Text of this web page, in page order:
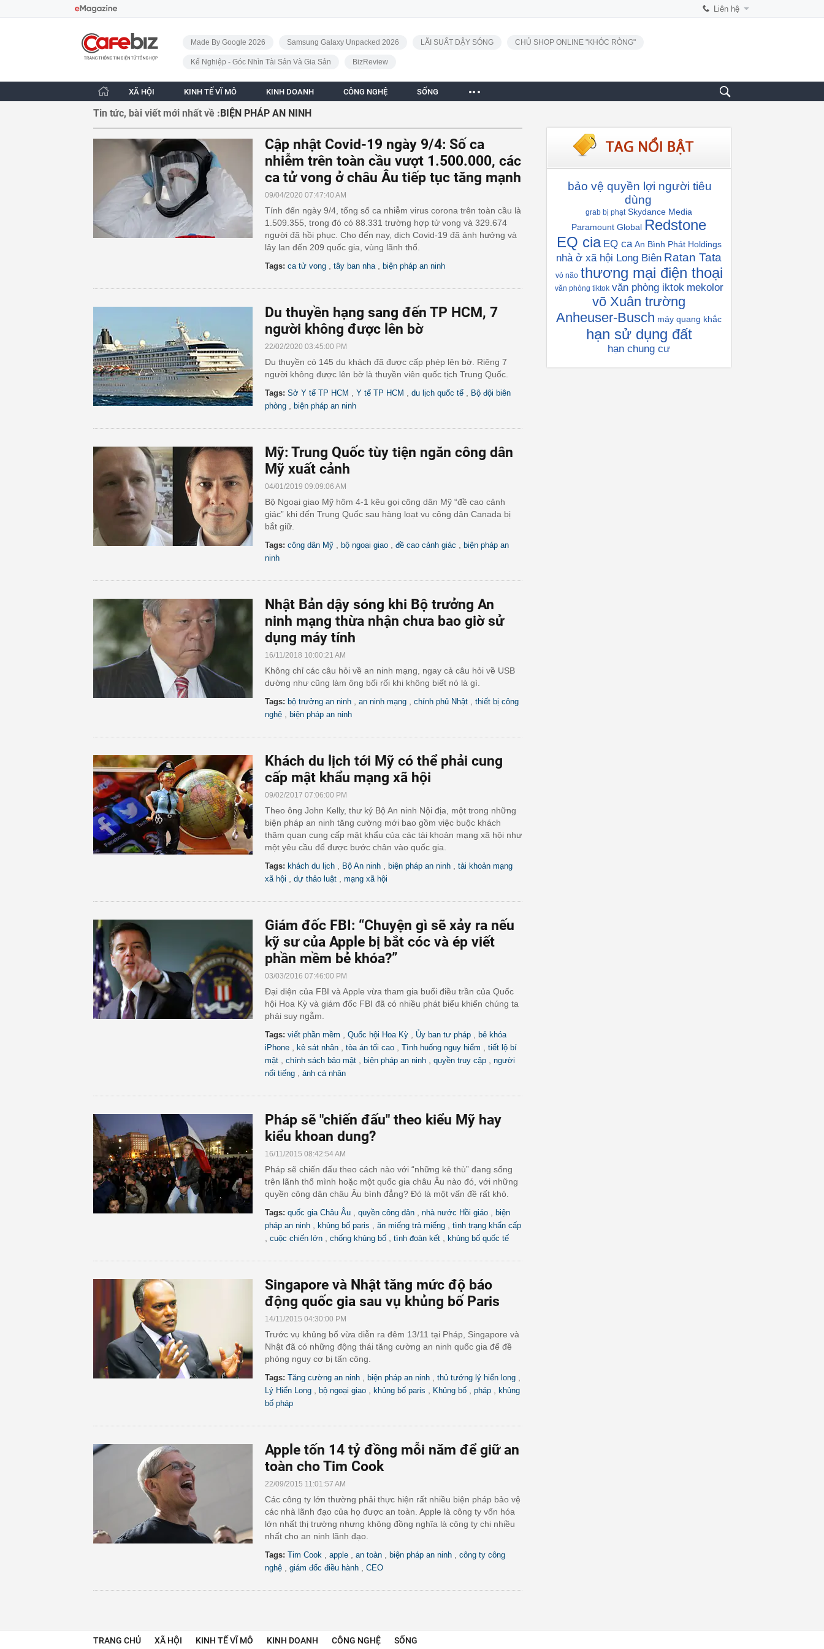
Liên hệ
CafeBiz - Trang chủ
Made By Google 2026
Samsung Galaxy Unpacked 2026 LÃI SUẤT DẬY SÓNG CHỦ SHOP ONLINE "KHÓC RÒNG"
Kế Nghiệp - Góc Nhìn Tài Sản Và Gia Sản BizReview
XÃ HỘI KINH TẾ VĨ MÔ KINH DOANH CÔNG NGHỆ SỐNG
Tin tức, bài viết mới nhất về :BIỆN PHÁP AN NINH
Cập nhật Covid-19 ngày 9/4: Số ca
nhiễm trên toàn cầu vượt 1.500.000, các
ca tử vong ở châu Âu tiếp tục tăng mạnh
09/04/2020 07:47:40 AM
Tính đến ngày 9/4, tổng số ca nhiễm virus corona trên toàn cầu là
1.509.355, trong đó có 88.331 trường hợp tử vong và 329.674
người đã hồi phục. Cho đến nay, dịch Covid-19 đã ảnh hưởng và
lây lan đến 209 quốc gia, vùng lãnh thổ.
Tags: ca tử vong tây ban nha biện pháp an ninh
Du thuyền hạng sang đến TP HCM, 7
người không được lên bờ
22/02/2020 03:45:00 PM
Du thuyền có 145 du khách đã được cấp phép lên bờ. Riêng 7
người không được lên bờ là thuyền viên quốc tịch Trung Quốc.
Tags: Sở Y tế TP HCM Y tế TP HCM du lịch quốc tế
Bộ đội biên
phòng
biện pháp an ninh
Mỹ: Trung Quốc tùy tiện ngăn công dân
Mỹ xuất cảnh
04/01/2019 09:09:06 AM
Bộ Ngoại giao Mỹ hôm 4-1 kêu gọi công dân Mỹ “đề cao cảnh
giác” khi đến Trung Quốc sau hàng loạt vụ công dân Canada bị
bắt giữ.
Tags: công dân Mỹ bộ ngoại giao đề cao cảnh giác
biện pháp an
ninh
Nhật Bản dậy sóng khi Bộ trưởng An
ninh mạng thừa nhận chưa bao giờ sử
dụng máy tính
16/11/2018 10:00:21 AM
Không chỉ các câu hỏi về an ninh mạng, ngay cả câu hỏi về USB
dường như cũng làm ông bối rối khi không biết nó là gì.
Tags: bộ trưởng an ninh an ninh mạng chính phủ Nhật
thiết bị công
nghệ
biện pháp an ninh
Khách du lịch tới Mỹ có thể phải cung
cấp mật khẩu mạng xã hội
09/02/2017 07:06:00 PM
Theo ông John Kelly, thư ký Bộ An ninh Nội địa, một trong những
biện pháp an ninh tăng cường mới bao gồm việc buộc khách
thăm quan cung cấp mật khẩu của các tài khoản mạng xã hội như
một yêu cầu để được bước chân vào quốc gia.
Tags: khách du lịch Bộ An ninh biện pháp an ninh
tài khoản mạng
xã hội
dự thảo luật mạng xã hội
Giám đốc FBI: “Chuyện gì sẽ xảy ra nếu
kỹ sư của Apple bị bắt cóc và ép viết
phần mềm bẻ khóa?”
03/03/2016 07:46:00 PM
Đại diện của FBI và Apple vừa tham gia buổi điều trần của Quốc
hội Hoa Kỳ và giám đốc FBI đã có nhiều phát biểu khiến chúng ta
phải suy ngẫm.
Tags: viết phần mềm Quốc hội Hoa Kỳ Ủy ban tư pháp
bẻ khóa
iPhone
kẻ sát nhân tòa án tối cao Tình huống nguy hiểm
tiết lộ bí
mật
chính sách bảo mật biện pháp an ninh quyền truy cập
người
nổi tiếng
ảnh cá nhân
Pháp sẽ "chiến đấu" theo kiểu Mỹ hay
kiểu khoan dung?
16/11/2015 08:42:54 AM
Pháp sẽ chiến đấu theo cách nào với “những kẻ thù” đang sống
trên lãnh thổ mình hoặc một quốc gia châu Âu nào đó, với những
quyền công dân châu Âu bình đẳng? Đó là một vấn đề rất khó.
Tags: quốc gia Châu Âu quyền công dân nhà nước Hồi giáo
biện
pháp an ninh
khủng bố paris ăn miếng trả miếng tình trạng khẩn cấp
cuộc chiến lớn chống khủng bố tình đoàn kết khủng bố quốc tế
Singapore và Nhật tăng mức độ báo
động quốc gia sau vụ khủng bố Paris
14/11/2015 04:30:00 PM
Trước vụ khủng bố vừa diễn ra đêm 13/11 tại Pháp, Singapore và
Nhật đã có những động thái tăng cường an ninh quốc gia để đề
phòng nguy cơ bị tấn công.
Tags: Tăng cường an ninh biện pháp an ninh thủ tướng lý hiển long
Lý Hiển Long bộ ngoại giao khủng bố paris Khủng bố pháp
khủng
bố pháp
Apple tốn 14 tỷ đồng mỗi năm để giữ an
toàn cho Tim Cook
22/09/2015 11:01:57 AM
Các công ty lớn thường phải thực hiện rất nhiều biện pháp bảo vệ
các nhà lãnh đạo của họ được an toàn. Apple là công ty vốn hóa
lớn nhất thị trường nhưng không đồng nghĩa là công ty chi nhiều
nhất cho an ninh lãnh đạo.
Tags: Tim Cook apple an toàn biện pháp an ninh
công ty công
nghệ
giám đốc điều hành CEO
bảo vệ quyền lợi người tiêu
dùng
grab bị phạt Skydance Media
Paramount Global Redstone
EQ cia EQ ca An Bình Phát Holdings
nhà ở xã hội Long Biên Ratan Tata
vỏ não thương mại điện thoại
văn phòng tiktok văn phòng iktok mekolor
võ Xuân trường
Anheuser-Busch máy quang khắc
hạn sử dụng đất
hạn chung cư
TRANG CHỦ XÃ HỘI KINH TẾ VĨ MÔ KINH DOANH CÔNG NGHỆ SỐNG